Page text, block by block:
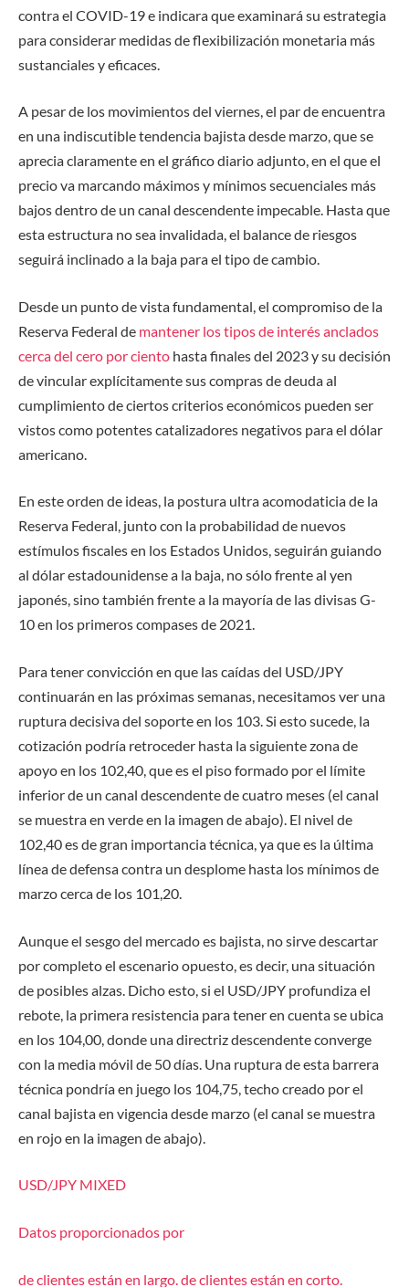
contra el COVID-19e indicaraque examinará su estrategia
para considerar medidas de flexibilización monetaria más
sustanciales y eficaces.
A pesar de los movimientos del viernes, el par de encuentra
en una indiscutible tendencia bajista desde marzo, que se
aprecia claramente en el gráfico diario adjunto, en el que el
precio va marcando máximos y mínimos secuenciales más
bajos dentro de un canal descendente impecable. Hasta que
esta estructura no sea invalidada, el balance de riesgos
seguirá inclinado a la baja para el tipo de cambio.
Desde un punto de vista fundamental, el compromiso de la
Reserva Federal de mantener los tipos de interés anclados
cerca del cero por ciento hasta finales del 2023 y su decisión
de vincular explícitamente sus compras de deuda al
cumplimiento de ciertos criterios económicos pueden ser
vistos como potentes catalizadores negativos para el dólar
americano.
En este orden de ideas, la postura ultra acomodaticia de la
Reserva Federal, junto con la probabilidad de nuevos
estímulos fiscales en los Estados Unidos, seguirán guiando
al dólar estadounidense a la baja, no sólo frente al yen
japonés, sino también frente a la mayoría de las divisas G-
10 en los primeros compases de 2021.
Para tener convicción en que las caídas del USD/JPY
continuarán en las próximas semanas, necesitamos ver una
ruptura decisiva del soporte en los 103. Si esto sucede, la
cotización podría retroceder hasta la siguiente zona de
apoyo en los 102,40, que es el piso formado por el límite
inferior de un canal descendente de cuatro meses (el canal
se muestra en verde en la imagen de abajo). El nivel de
102,40 es de gran importancia técnica, ya que es la última
línea de defensa contra un desplome hasta los mínimos de
marzo cerca de los 101,20.
Aunque el sesgo del mercado es bajista, no sirve descartar
por completo el escenario opuesto, es decir, una situación
de posibles alzas. Dicho esto, si el USD/JPY profundiza el
rebote, la primera resistencia para tener en cuenta se ubica
en los 104,00, donde una directriz descendente converge
con la media móvil de 50 días. Una ruptura de esta barrera
técnica pondría en juego los 104,75, techo creado por el
canal bajista en vigencia desde marzo (el canal se muestra
en rojo en la imagen de abajo).
USD/JPY MIXED
Datos proporcionados por
de clientes están en largo. de clientes están en corto.